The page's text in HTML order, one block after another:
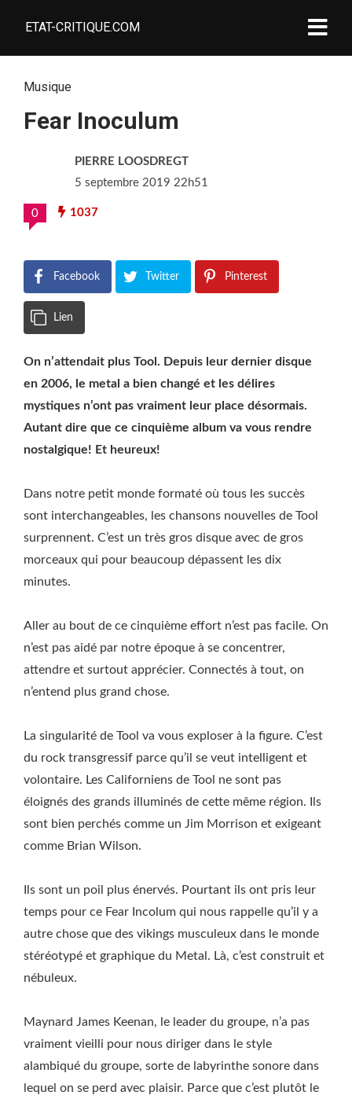
ETAT-CRITIQUE.COM
Musique
Fear Inoculum
PIERRE LOOSDREGT
5 septembre 2019 22h51
0 1037
Facebook Twitter Pinterest
Lien
On n’attendait plus Tool. Depuis leur dernier disque
en 2006, le metal a bien changé et les délires
mystiques n’ont pas vraiment leur place désormais.
Autant dire que ce cinquième album va vous rendre
nostalgique! Et heureux!
Dans notre petit monde formaté où tous les succès
sont interchangeables, les chansons nouvelles de Tool
surprennent. C’est un très gros disque avec de gros
morceaux qui pour beaucoup dépassent les dix
minutes.
Aller au bout de ce cinquième effort n’est pas facile. On
n’est pas aidé par notre époque à se concentrer,
attendre et surtout apprécier. Connectés à tout, on
n’entend plus grand chose.
La singularité de Tool va vous exploser à la figure. C’est
du rock transgressif parce qu’il se veut intelligent et
volontaire. Les Californiens de Tool ne sont pas
éloignés des grands illuminés de cette même région. Ils
sont bien perchés comme un Jim Morrison et exigeant
comme Brian Wilson.
Ils sont un poil plus énervés. Pourtant ils ont pris leur
temps pour ce Fear Incolum qui nous rappelle qu’il y a
autre chose que des vikings musculeux dans le monde
stéréotypé et graphique du Metal. Là, c’est construit et
nébuleux.
Maynard James Keenan, le leader du groupe, n’a pas
vraiment vieilli pour nous diriger dans le style
alambiqué du groupe, sorte de labyrinthe sonore dans
lequel on se perd avec plaisir. Parce que c’est plutôt le